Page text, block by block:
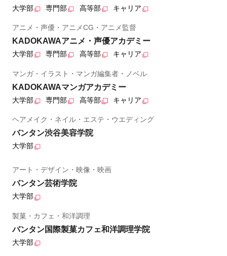
大学部 専門部 高等部 キャリア
アニメ・声優・アニメCG・アニメ監督
KADOKAWAアニメ・声優アカデミー
大学部 専門部 高等部 キャリア
マンガ・イラスト・マンガ編集者・ノベル
KADOKAWAマンガアカデミー
大学部 専門部 高等部 キャリア
ヘアメイク・ネイル・エステ・ウエディング
バンタン渋谷美容学院
大学部
アート・デザイン・映像・映画
バンタン芸術学院
大学部
製菓・カフェ・和洋調理
バンタン国際製菓カフェ和洋調理学院
大学部